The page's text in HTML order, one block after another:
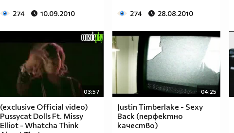
274 10.09.2010 274 28.08.2010
03:57
(exclusive Official video)
Pussycat Dolls Ft. Missy
Elliot - Whatcha Think
04:25
Justin Timberlake - Sexy
Back (перфектно
качество)